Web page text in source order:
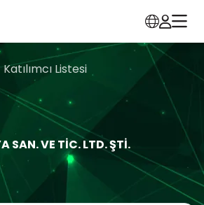
Katılımcı Listesi
SAN. VE TİC. LTD. ŞTİ.